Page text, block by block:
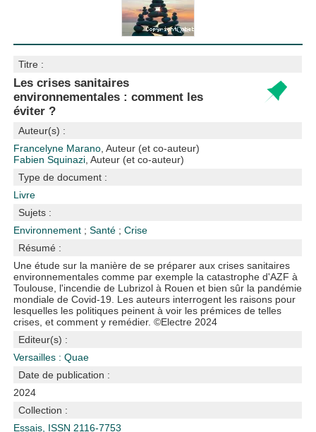
Titre :
Les crises sanitaires
environnementales : comment les
éviter ?
Auteur(s) :
Francelyne Marano , Auteur (et co-auteur)
Fabien Squinazi , Auteur (et co-auteur)
Type de document :
Livre
Sujets :
Environnement ;Santé ;Crise
Résumé :
Une étude sur la manière de se préparer aux crises sanitaires
environnementales comme par exemple la catastrophe d'AZF à
Toulouse, l'incendie de Lubrizol à Rouen et bien sûr la pandémie
mondiale de Covid-19. Les auteurs interrogent les raisons pour
lesquelles les politiques peinent à voir les prémices de telles
crises, et comment y remédier. ©Electre 2024
Editeur(s) :
Versailles : Quae
Date de publication :
2024
Collection :
Essais, ISSN 2116-7753